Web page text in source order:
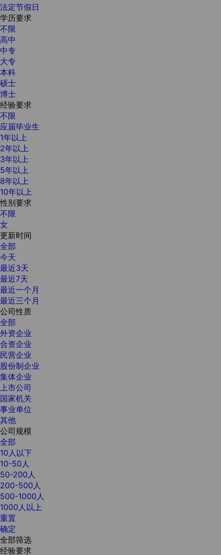
法定节假日
学历要求
不限
高中
中专
大专
本科
硕士
博士
经验要求
不限
应届毕业生
1年以上
2年以上
3年以上
5年以上
8年以上
10年以上
性别要求
不限
女
更新时间
全部
今天
最近3天
最近7天
最近一个月
最近三个月
公司性质
全部
外资企业
合资企业
民营企业
股份制企业
集体企业
上市公司
国家机关
事业单位
其他
公司规模
全部
10人以下
10-50人
50-200人
200-500人
500-1000人
1000人以上
重置
确定
全部筛选
经验要求